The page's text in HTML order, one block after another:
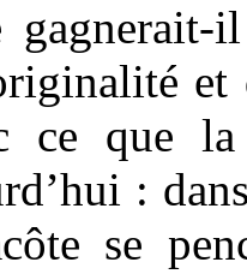
gagnerait-
ce que
:
se